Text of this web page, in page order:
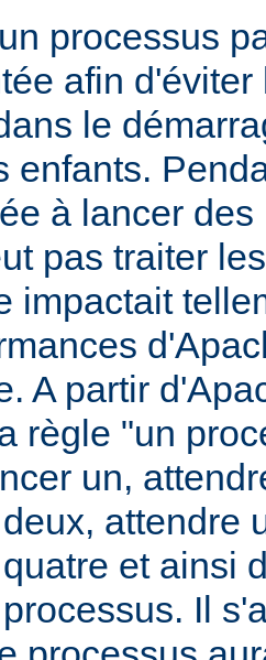
processus
afin
le
enfants.
à lancer
pas traiter
impactait
A partir
règle "un
un,
attendre
et ainsi
Il